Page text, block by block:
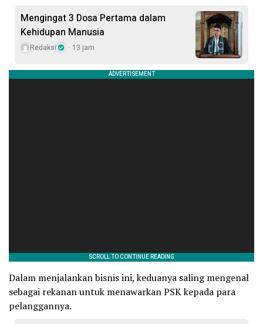
Mengingat 3 Dosa Pertama dalam
Kehidupan Manusia
Redaksi 13 jam
Dalam menjalankan bisnis ini, keduanya saling mengenal
sebagai rekanan untuk menawarkan PSK kepada para
pelanggannya.